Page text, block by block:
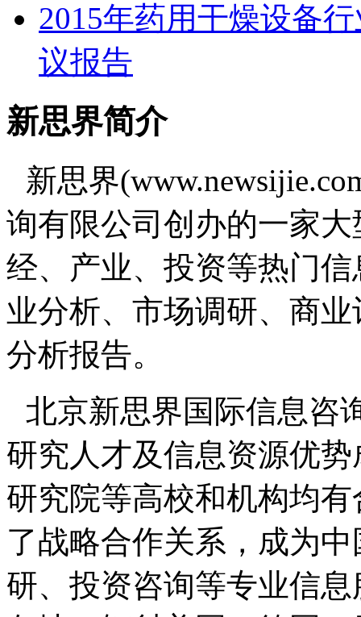
2015年药用干燥设备
议报告
新思界简介
新思界
询有限公司创办的一家
经、产业、投资等热门
业分析、市场调研、商
分析报告。
北京新思界国际信息咨
研究人才及信息资源优
研究院等高校和机构均
了战略合作关系，成为
研、投资咨询等专业信